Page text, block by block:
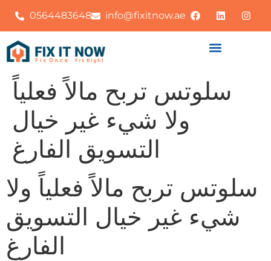
0564483648 info@fixitnow.ae
سلوتس تربح مالاً فعلياً
ولا شيء غير خيال
التسويق الفارغ
سلوتس تربح مالاً فعلياً ولا
شيء غير خيال التسويق
الفارغ